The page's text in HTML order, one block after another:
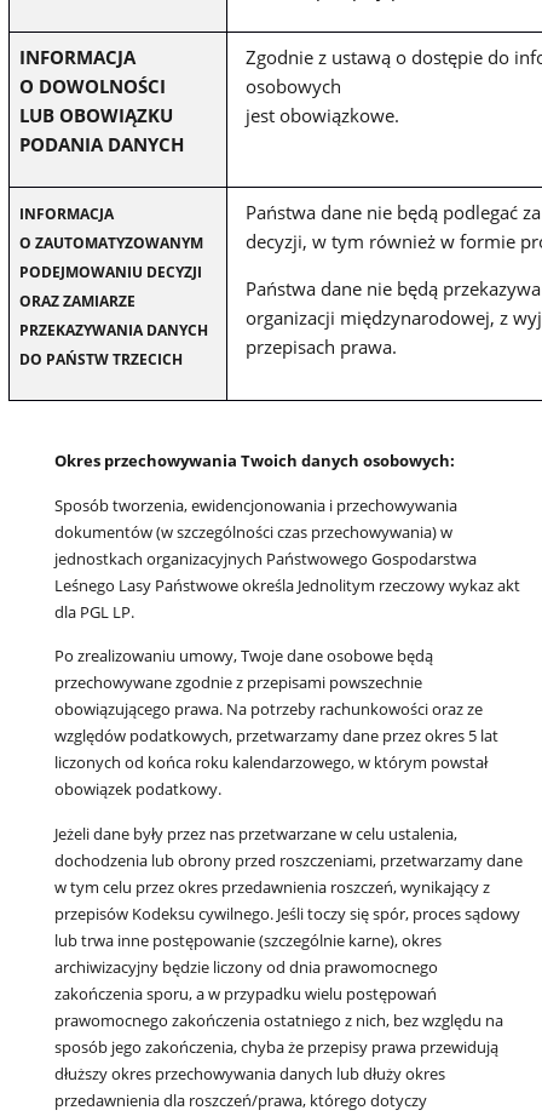
INFORMACJA
O DOWOLNOŚCI
LUB OBOWIĄZKU
PODANIA DANYCH
Zgodnie z ustawą o dostępie do
osobowych
jest obowiązkowe.
INFORMACJA
O ZAUTOMATYZOWANYM
PODEJMOWANIU DECYZJI
ORAZ ZAMIARZE
PRZEKAZYWANIA DANYCH
DO PAŃSTW TRZECICH
Państwa dane nie będą podlegać
decyzji, w tym również w formie
Państwa dane nie będą
organizacji międzynarodowej, z
przepisach prawa.
Okres przechowywania Twoich danych osobowych:
Sposób tworzenia, ewidencjonowania i przechowywania
dokumentów (w szczególności czas przechowywania) w
jednostkach organizacyjnych Państwowego Gospodarstwa
Leśnego Lasy Państwowe określa Jednolitym rzeczowy wykaz akt
dla PGL LP.
Po zrealizowaniu umowy, Twoje dane osobowe będą
przechowywane zgodnie z przepisami powszechnie
obowiązującego prawa. Na potrzeby rachunkowości oraz ze
względów podatkowych, przetwarzamy dane przez okres 5 lat
liczonych od końca roku kalendarzowego, w którym powstał
obowiązek podatkowy.
Jeżeli dane były przez nas przetwarzane w celu ustalenia,
dochodzenia lub obrony przed roszczeniami, przetwarzamy dane
w tym celu przez okres przedawnienia roszczeń, wynikający z
przepisów Kodeksu cywilnego. Jeśli toczy się spór, proces sądowy
lub trwa inne postępowanie (szczególnie karne), okres
archiwizacyjny będzie liczony od dnia prawomocnego
zakończenia sporu, a w przypadku wielu postępowań
prawomocnego zakończenia ostatniego z nich, bez względu na
sposób jego zakończenia, chyba że przepisy prawa przewidują
dłuższy okres przechowywania danych lub dłuży okres
przedawnienia dla roszczeń/prawa, którego dotyczy